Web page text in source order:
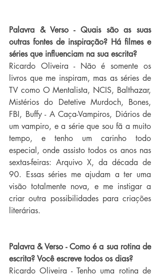
Palavra & Verso - Quais são as suas
outras fontes de inspiração? Há filmes e
séries que influenciam na sua escrita?
Ricardo Oliveira - Não é somente os
livros que me inspiram, mas as séries de
TV como O Mentalista, NCIS, Balthazar,
Mistérios do Detetive Murdoch, Bones,
FBI, Buffy - A Caça-Vampiros, Diários de
um vampiro, e a série que sou fã a muito
tempo, e tenho um carinho todo
especial, onde assisto todos os anos nas
sextas-feiras: Arquivo X, da década de
90. Essas séries me ajudam a ter uma
visão totalmente nova, e me instigar a
criar outra possibilidades para criações
literárias.
Palavra & Verso - Como é a sua rotina de
escrita? Você escreve todos os dias?
Ricardo Oliveira - Tenho uma rotina de